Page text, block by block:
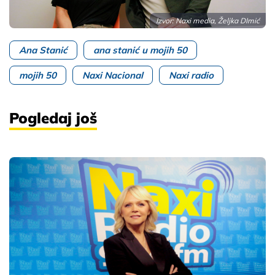
Izvor: Naxi media, Željka DImić
Ana Stanić ana stanić u mojih 50
mojih 50 Naxi Nacional Naxi radio
Pogledaj još